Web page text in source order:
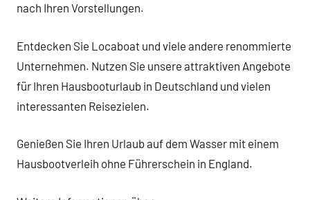
nach Ihren Vorstellungen.
Entdecken Sie Locaboat und viele andere renommierte
Unternehmen. Nutzen Sie unsere attraktiven Angebote
für Ihren Hausbooturlaub in Deutschland und vielen
interessanten Reisezielen.
Genießen Sie Ihren Urlaub auf dem Wasser mit einem
Hausbootverleih ohne Führerschein in England.